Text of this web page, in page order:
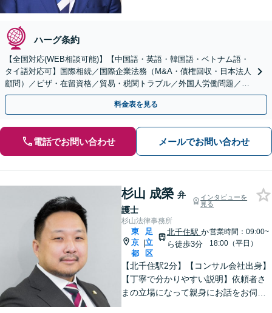
ハーグ条約
【全国対応(WEB相談可能)】【中国語・英語・韓国語・ベトナム語・
タイ語対応可】国際相続／国際企業法務（M&A・債権回収・日本法人
顧問）／ビザ・在留資格／貿易・税関トラブル／外国人労働問題／外
国人刑事事件など、幅広いご相談に対応可能
料金表を見る
電話でお問い合わせ メールでお問い合わせ
杉山 成榮 弁
護士
インタビューを
見る
杉山法律事務所
東
京
都
|
足
立
区
北千住駅 か
ら徒歩3分
営業時間：09:00~
18:00（平日）
【北千住駅2分】【コンサル会社出身】
【丁寧で分かりやすい説明】依頼者さ
まの立場になって親身にお話をお伺い